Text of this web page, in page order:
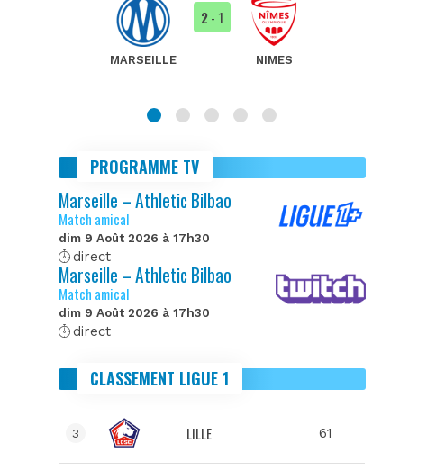
MARSEILLE
2- 1
NIMES
PROGRAMME TV
Marseille – Athletic Bilbao
Match amical
dim 9 Août 2026 à 17h30
direct
Marseille – Athletic Bilbao
Match amical
dim 9 Août 2026 à 17h30
direct
CLASSEMENT LIGUE 1
3 LILLE 61